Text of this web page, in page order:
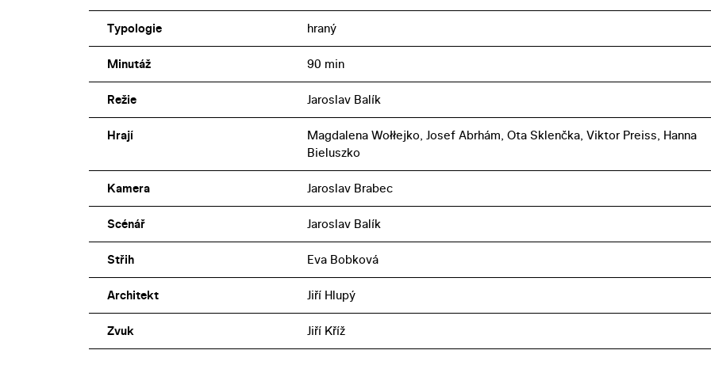
Typologie hraný
Minutáž 90 min
Režie Jaroslav Balík
Hrají
Magdalena Wołłejko, Josef Abrhám, Ota Sklenčka, Viktor Preiss, Hanna
Bieluszko
Kamera Jaroslav Brabec
Scénář Jaroslav Balík
Střih Eva Bobková
Architekt Jiří Hlupý
Zvuk Jiří Kříž